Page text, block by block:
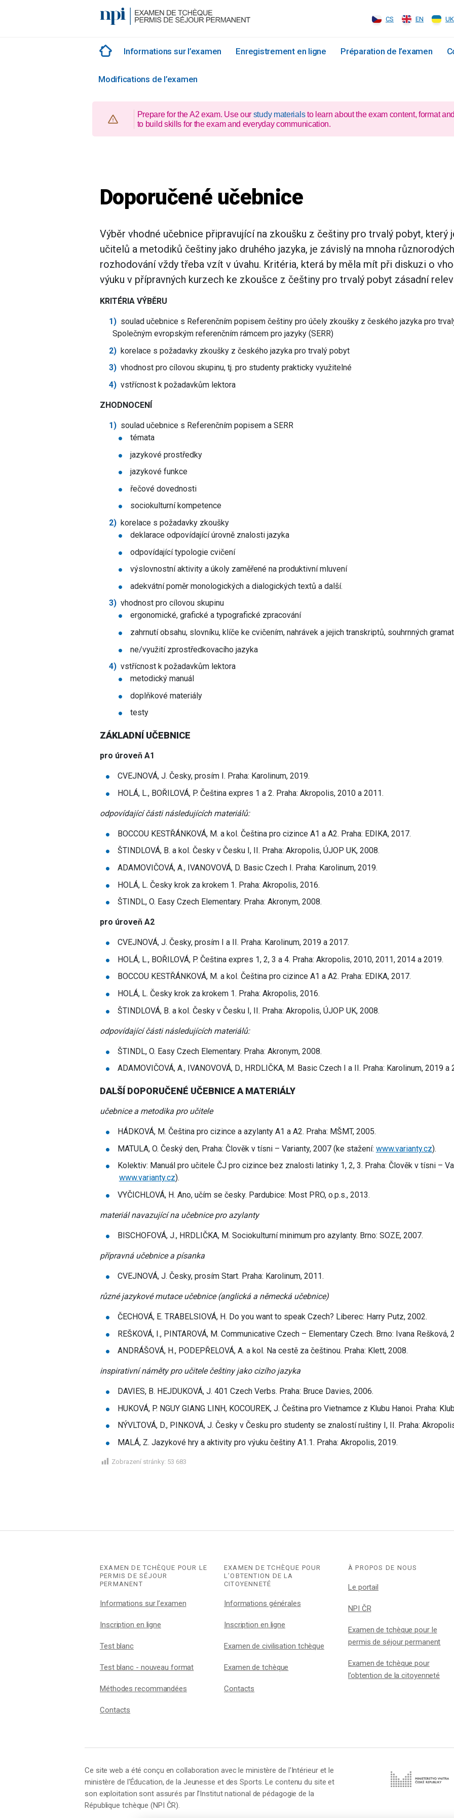
CS EN UK
Informations sur l’examen Enregistrement en ligne Préparation de l’examen
Modifications de l’examen
Prepare for the A2 exam. Use our study materialsto learn about the exam content, format
to build skills for the exam and everyday communication.
Doporučené učebnice
Výběr vhodné učebnice připravující na zkoušku z češtiny pro trvalý pobyt, který
učitelů a metodiků češtiny jako druhého jazyka, je závislý na mnoha
rozhodování vždy třeba vzít v úvahu. Kritéria, která by měla mít při diskuzi o
výuku v přípravných kurzech ke zkoušce z češtiny pro trvalý pobyt zásadní
KRITÉRIA VÝBĚRU
soulad učebnice s Referenčním popisem češtiny pro účely zkoušky z českého jazyka pro
Společným evropským referenčním rámcem pro jazyky (SERR)
korelace s požadavky zkoušky z českého jazyka pro trvalý pobyt
vhodnost pro cílovou skupinu, tj. pro studenty prakticky využitelné
vstřícnost k požadavkům lektora
ZHODNOCENÍ
soulad učebnice s Referenčním popisem a SERR
témata
jazykové prostředky
jazykové funkce
řečové dovednosti
sociokulturní kompetence
korelace s požadavky zkoušky
deklarace odpovídající úrovně znalosti jazyka
odpovídající typologie cvičení
výslovnostní aktivity a úkoly zaměřené na produktivní mluvení
adekvátní poměr monologických a dialogických textů a další.
vhodnost pro cílovou skupinu
ergonomické, grafické a typografické zpracování
zahrnutí obsahu, slovníku, klíče ke cvičením, nahrávek a jejich transkriptů, souhrnných
ne/využití zprostředkovacího jazyka
vstřícnost k požadavkům lektora
metodický manuál
doplňkové materiály
testy
ZÁKLADNÍ UČEBNICE
pro úroveň A1
CVEJNOVÁ, J. Česky, prosím I. Praha: Karolinum, 2019.
HOLÁ, L., BOŘILOVÁ, P. Čeština expres 1 a 2. Praha: Akropolis, 2010 a 2011.
odpovídající části následujících materiálů:
BOCCOU KESTŘÁNKOVÁ, M. a kol. Čeština pro cizince A1 a A2. Praha: EDIKA, 2017.
ŠTINDLOVÁ, B. a kol. Česky v Česku I, II. Praha: Akropolis, ÚJOP UK, 2008.
ADAMOVIČOVÁ, A., IVANOVOVÁ, D. Basic Czech I. Praha: Karolinum, 2019.
HOLÁ, L. Česky krok za krokem 1. Praha: Akropolis, 2016.
ŠTINDL, O. Easy Czech Elementary. Praha: Akronym, 2008.
pro úroveň A2
CVEJNOVÁ, J. Česky, prosím I a II. Praha: Karolinum, 2019 a 2017.
HOLÁ, L., BOŘILOVÁ, P. Čeština expres 1, 2, 3 a 4. Praha: Akropolis, 2010, 2011, 2014 a 2019.
BOCCOU KESTŘÁNKOVÁ, M. a kol. Čeština pro cizince A1 a A2. Praha: EDIKA, 2017.
HOLÁ, L. Česky krok za krokem 1. Praha: Akropolis, 2016.
ŠTINDLOVÁ, B. a kol. Česky v Česku I, II. Praha: Akropolis, ÚJOP UK, 2008.
odpovídající části následujících materiálů:
ŠTINDL, O. Easy Czech Elementary. Praha: Akronym, 2008.
ADAMOVIČOVÁ, A., IVANOVOVÁ, D., HRDLIČKA, M. Basic Czech I a II. Praha: Karolinum, 2019 a
DALŠÍ DOPORUČENÉ UČEBNICE A MATERIÁLY
učebnice a metodika pro učitele
HÁDKOVÁ, M. Čeština pro cizince a azylanty A1 a A2. Praha: MŠMT, 2005.
MATULA, O. Český den, Praha: Člověk v tísni – Varianty, 2007 (ke stažení: www.varianty.cz).
Kolektiv: Manuál pro učitele ČJ pro cizince bez znalosti latinky 1, 2, 3. Praha: Člověk v tísni –
www.varianty.cz).
VYČICHLOVÁ, H. Ano, učím se česky. Pardubice: Most PRO, o.p.s., 2013.
materiál navazující na učebnice pro azylanty
BISCHOFOVÁ, J., HRDLIČKA, M. Sociokulturní minimum pro azylanty. Brno: SOZE, 2007.
přípravná učebnice a písanka
CVEJNOVÁ, J. Česky, prosím Start. Praha: Karolinum, 2011.
různé jazykové mutace učebnice (anglická a německá učebnice)
ČECHOVÁ, E. TRABELSIOVÁ, H. Do you want to speak Czech? Liberec: Harry Putz, 2002.
REŠKOVÁ, I., PINTAROVÁ, M. Communicative Czech – Elementary Czech. Brno: Ivana Rešková,
ANDRÁŠOVÁ, H., PODEPŘELOVÁ, A. a kol. Na cestě za češtinou. Praha: Klett, 2008.
inspirativní náměty pro učitele češtiny jako cizího jazyka
DAVIES, B. HEJDUKOVÁ, J. 401 Czech Verbs. Praha: Bruce Davies, 2006.
HUKOVÁ, P. NGUY GIANG LINH, KOCOUREK, J. Čeština pro Vietnamce z Klubu Hanoi. Praha:
NÝVLTOVÁ, D., PINKOVÁ, J. Česky v Česku pro studenty se znalostí ruštiny I, II. Praha:
MALÁ, Z. Jazykové hry a aktivity pro výuku češtiny A1.1. Praha: Akropolis, 2019.
Zobrazení stránky: 53 683
EXAMEN DE TCHÈQUE POUR LE
PERMIS DE SÉJOUR
PERMANENT
Informations sur l’examen
Inscription en ligne
Test blanc
Test blanc - nouveau format
Méthodes recommandées
Contacts
EXAMEN DE TCHÈQUE POUR
L’OBTENTION DE LA
CITOYENNETÉ
Informations générales
Inscription en ligne
Examen de civilisation tchèque
Examen de tchèque
Contacts
À PROPOS DE NOUS
Le portail
NPI ČR
Examen de tchèque pour le
permis de séjour permanent
Examen de tchèque pour
l’obtention de la citoyenneté
Ce site web a été conçu en collaboration avec le ministère de l'Intérieur et le
ministère de l'Éducation, de la Jeunesse et des Sports. Le contenu du site et
son exploitation sont assurés par l'Institut national de pédagogie de la
République tchèque (NPI ČR).